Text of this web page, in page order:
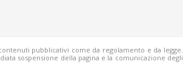
pubblicativi come da regolamento e da legge.
sospensione della pagina e la comunicazione degli